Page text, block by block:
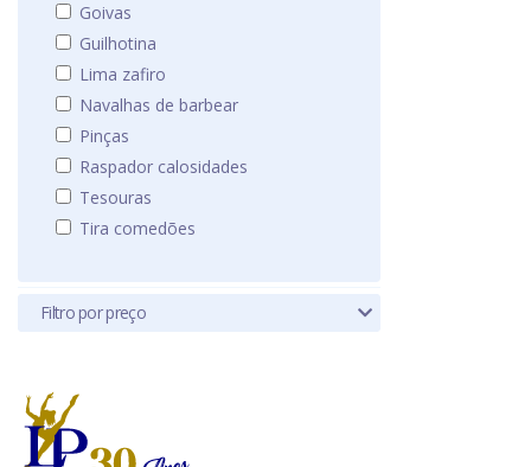
Goivas
Guilhotina
Lima zafiro
Navalhas de barbear
Pinças
Raspador calosidades
Tesouras
Tira comedões
Filtro por preço